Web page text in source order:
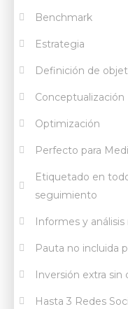
Benchmark
Estrategia
Definición de
Conceptualización
Optimización
Perfecto para
Etiquetado en
seguimiento
Informes y
Pauta no incluida
Inversión extra
Hasta 3 Redes